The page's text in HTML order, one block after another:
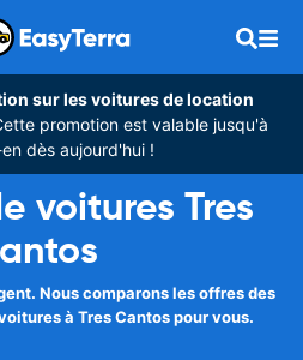
sur les voitures de location
promotion est valable jusqu'à
dès aujourd'hui !
voitures Tres
Nous comparons les offres des
à Tres Cantos pour vous.